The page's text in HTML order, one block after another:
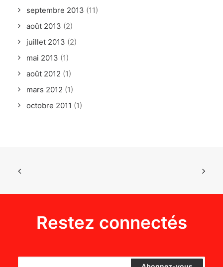
septembre 2013 (11)
août 2013 (2)
juillet 2013 (2)
mai 2013 (1)
août 2012 (1)
mars 2012 (1)
octobre 2011 (1)
Restez connectés